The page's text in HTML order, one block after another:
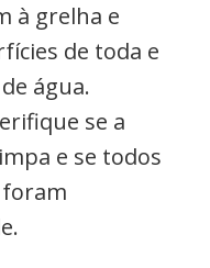
à grelha e
de toda e
água.
se a
e se todos
foram